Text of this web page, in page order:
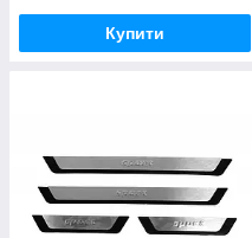
Купити